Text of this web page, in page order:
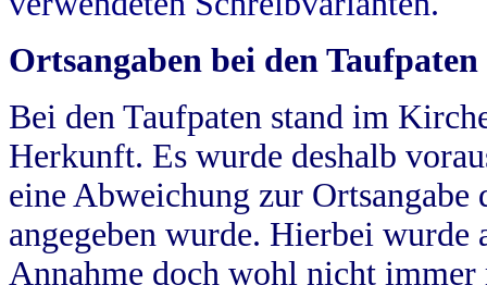
Ortsangaben bei den Taufpaten
Bei den Taufpaten stand im
Herkunft. Es wurde deshalb
eine Abweichung zur
angegeben wurde. Hierbei wurde
Annahme doch wohl nicht